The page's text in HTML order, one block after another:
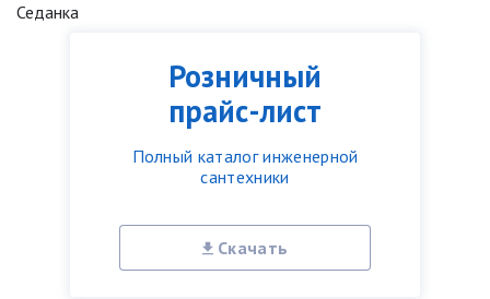
Розничный
прайс-лист
Полный каталог инженерной
сантехники
Скачать
Седанка